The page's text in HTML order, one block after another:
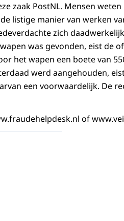
zaak PostNL. Mensen
listige manier van werken
zich
was gevonden, eist de
het wapen een boete van
werd aangehouden,
een voorwaardelijk. De
of